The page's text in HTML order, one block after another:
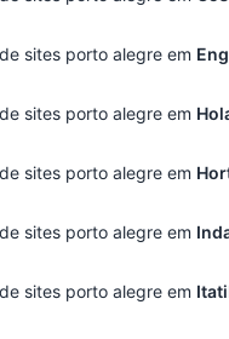
sites porto alegre em
sites porto alegre em
sites porto alegre em
sites porto alegre em
sites porto alegre em